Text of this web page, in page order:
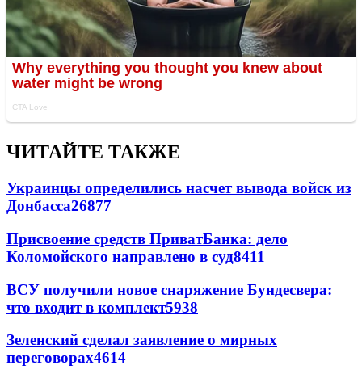
ЧИТАЙТЕ ТАКЖЕ
Украинцы определились насчет вывода войск из
Донбасса26877
Присвоение средств ПриватБанка: дело
Коломойского направлено в суд8411
ВСУ получили новое снаряжение Бундесвера:
что входит в комплект5938
Зеленский сделал заявление о мирных
переговорах4614